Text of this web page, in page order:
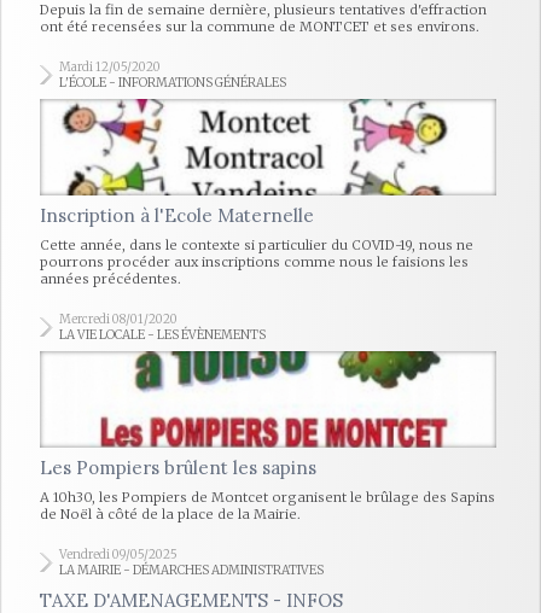
Depuis la fin de semaine dernière, plusieurs tentatives d'effraction
ont été recensées sur la commune de MONTCET et ses environs.
Mardi 12/05/2020
L'ÉCOLE - INFORMATIONS GÉNÉRALES
Inscription à l'Ecole Maternelle
Cette année, dans le contexte si particulier du COVID-19, nous ne
pourrons procéder aux inscriptions comme nous le faisions les
années précédentes.
Mercredi 08/01/2020
LA VIE LOCALE - LES ÉVÈNEMENTS
Les Pompiers brûlent les sapins
A 10h30, les Pompiers de Montcet organisent le brûlage des Sapins
de Noël à côté de la place de la Mairie.
Vendredi 09/05/2025
LA MAIRIE - DÉMARCHES ADMINISTRATIVES
TAXE D'AMENAGEMENTS - INFOS